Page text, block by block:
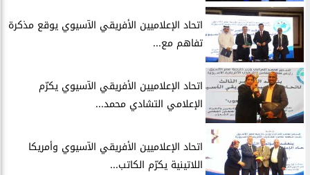
اتحاد الإعلاميين الأفريقي الآسيوي يوقع مذكرة
تفاهم مع...
اتحاد الإعلاميين الأفريقي الآسيوي يكرّم
الإعلامي التشادي محمد...
اتحاد الإعلاميين الأفريقي الآسيوي وأمريكا
اللاتينية يكرّم الكاتب...